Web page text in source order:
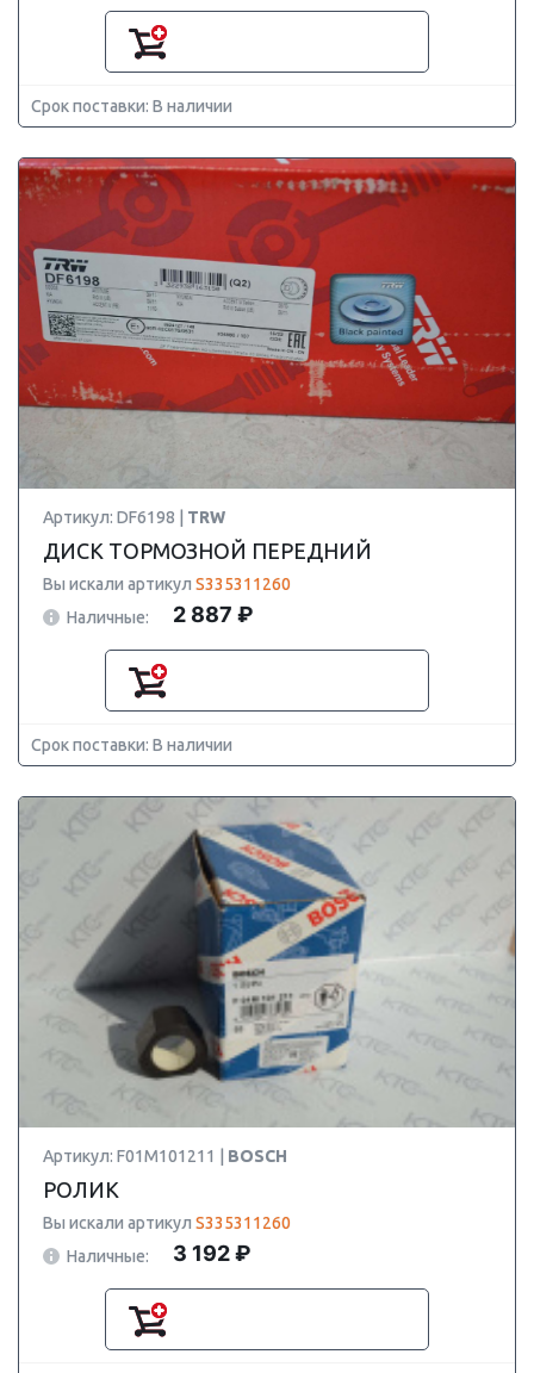
Срок поставки: В наличии
Артикул: DF6198 | TRW
ДИСК ТОРМОЗНОЙ ПЕРЕДНИЙ
Вы искали артикул S335311260
Наличные:
2 887 ₽
Срок поставки: В наличии
Артикул: F01M101211 | BOSCH
РОЛИК
Вы искали артикул S335311260
Наличные:
3 192 ₽